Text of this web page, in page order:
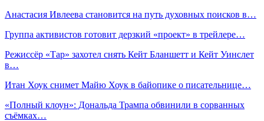
Анастасия Ивлеева становится на путь духовных поисков в…
Группа активистов готовит дерзкий «проект» в трейлере…
Режиссёр «Тар» захотел снять Кейт Бланшетт и Кейт Уинслет
в…
Итан Хоук снимет Майю Хоук в байопике о писательнице…
«Полный клоун»: Дональда Трампа обвинили в сорванных
съёмках…